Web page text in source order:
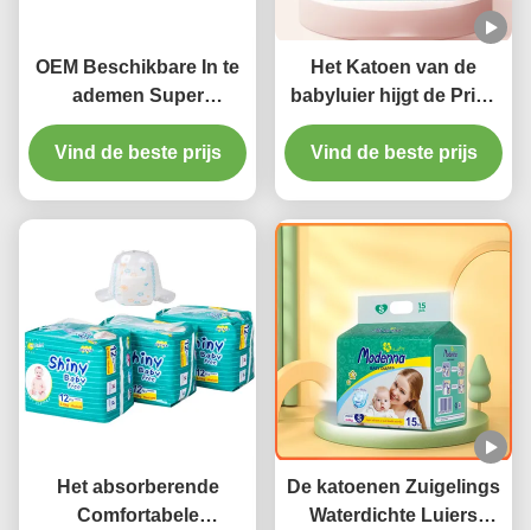
OEM Beschikbare In te
ademen Super
Absorberende
Pasgeboren
Beschikbare Nappies
Vind de beste prijs
Het Katoen van de
babyluier hijgt de Privé
Pasgeboren Broek van
de Etiket In te ademen
Luier
Vind de beste prijs
Het absorberende
Comfortabele
De katoenen Zuigelings
Waterdichte Luiers